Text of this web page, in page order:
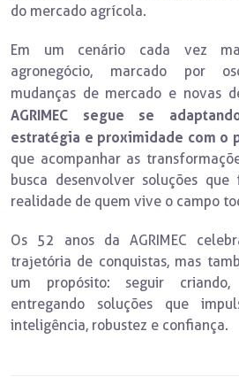
do mercado agrícola.
Em um cenário cada vez
agronegócio, marcado por
mudanças de mercado e novas
AGRIMEC segue se
estratégia e proximidade com o
que acompanhar as
busca desenvolver soluções
realidade de quem vive o campo
Os 52 anos da AGRIMEC
trajetória de conquistas, mas
um propósito: seguir
entregando soluções que
inteligência, robustez e confiança.